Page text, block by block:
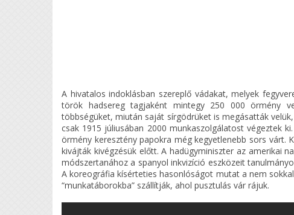
A hivatalos indoklásban szereplő vádakat, melyek
török hadsereg tagjaként mintegy 250 000 örmény
többségüket, miután saját sírgödrüket is megásatták
csak 1915 júliusában 2000 munkaszolgálatost végeztek
örmény keresztény papokra még kegyetlenebb sors várt.
kivájták kivégzésük előtt. A hadügyminiszter az amerikai
módszertanához a spanyol inkvizíció eszközeit
A koreográfia kísérteties hasonlóságot mutat a nem
“munkatáborokba” szállítják, ahol pusztulás vár rájuk.